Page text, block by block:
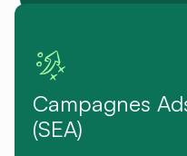
Campagnes
(SEA)